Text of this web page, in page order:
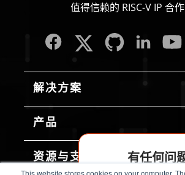
This website stores cookies on your computer.
值得信赖的 RISC-V IP 合
解决方案
产品
资源与支持 有任何问